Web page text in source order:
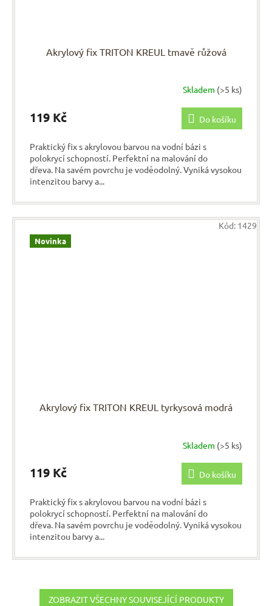
Akrylový fix TRITON KREUL tmavě růžová
Skladem (>5 ks)
119 Kč Do košíku
Praktický fix s akrylovou barvou na vodní bázi s
polokrycí schopností. Perfektní na malování do
dřeva. Na savém povrchu je voděodolný. Vyniká vysokou
intenzitou barvy a...
Novinka
Akrylový fix TRITON KREUL tyrkysová modrá
Skladem (>5 ks)
119 Kč Do košíku
Praktický fix s akrylovou barvou na vodní bázi s
polokrycí schopností. Perfektní na malování do
dřeva. Na savém povrchu je voděodolný. Vyniká vysokou
intenzitou barvy a...
Kód: 1429
ZOBRAZIT VŠECHNY SOUVISEJÍCÍ PRODUKTY